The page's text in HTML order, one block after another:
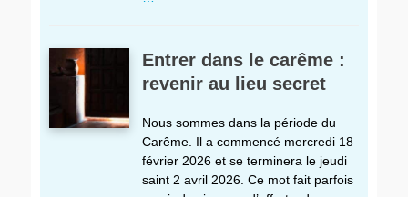
Entrer dans le carême :
revenir au lieu secret
Nous sommes dans la période du
Carême. Il a commencé mercredi 18
février 2026 et se terminera le jeudi
saint 2 avril 2026. Ce mot fait parfois